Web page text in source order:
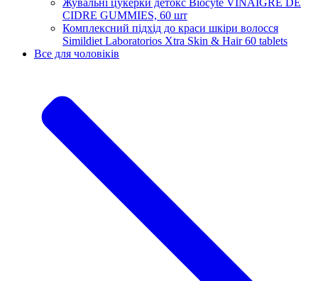
CIDRE GUMMIES, 60 шт
Комплексний підхід до краси шкіри волосся
Simildiet Laboratorios Xtra Skin & Hair 60 tablets
Все для чоловіків